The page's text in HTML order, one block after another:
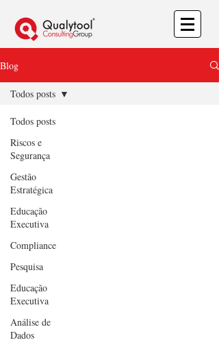
Blog
Todos posts
Riscos e
Segurança
Gestão
Estratégica
Educação
Executiva
Compliance
Pesquisa
Educação
Executiva
Análise de
Dados
Todos posts